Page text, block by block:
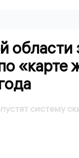
области
«карте
систему